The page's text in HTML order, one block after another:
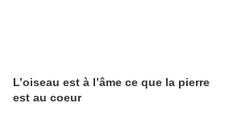
L’oiseau est à l’âme ce que la pierre
est au coeur